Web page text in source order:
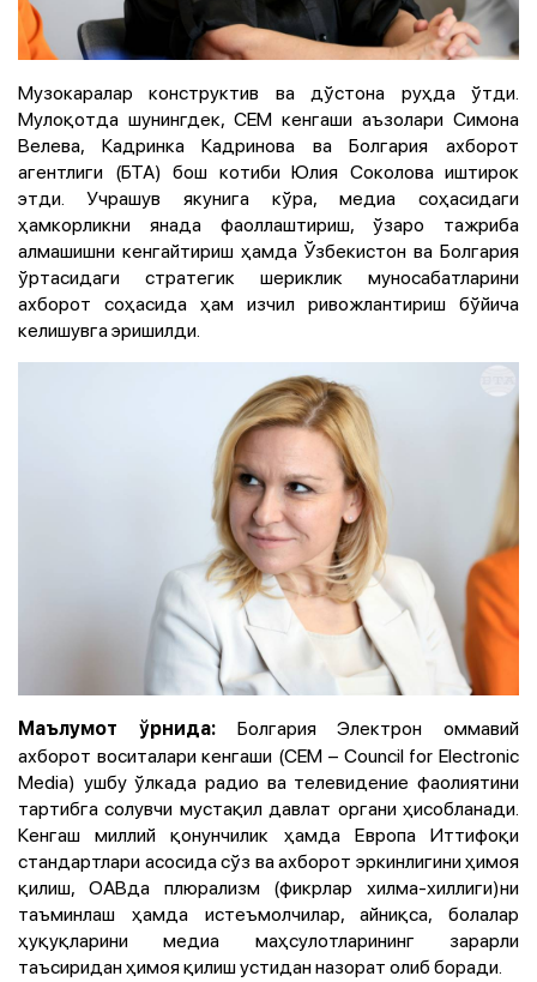
Музокаралар конструктив ва дўстона руҳда ўтди.
Мулоқотда шунингдек, CEM кенгаши аъзолари Симона
Велева, Кадринка Кадринова ва Болгария ахборот
агентлиги (БТА) бош котиби Юлия Соколова иштирок
этди. Учрашув якунига кўра, медиа соҳасидаги
ҳамкорликни янада фаоллаштириш, ўзаро тажриба
алмашишни кенгайтириш ҳамда Ўзбекистон ва Болгария
ўртасидаги стратегик шериклик муносабатларини
ахборот соҳасида ҳам изчил ривожлантириш бўйича
келишувга эришилди.
Маълумот ўрнида:Болгария Электрон оммавий
ахборот воситалари кенгаши (CEM – Council for Electronic
Media) ушбу ўлкада радио ва телевидение фаолиятини
тартибга солувчи мустақил давлат органи ҳисобланади.
Кенгаш миллий қонунчилик ҳамда Европа Иттифоқи
стандартлари асосида сўз ва ахборот эркинлигини ҳимоя
қилиш, ОАВда плюрализм (фикрлар хилма-хиллиги)ни
таъминлаш ҳамда истеъмолчилар, айниқса, болалар
ҳуқуқларини медиа маҳсулотларининг зарарли
таъсиридан ҳимоя қилиш устидан назорат олиб боради.